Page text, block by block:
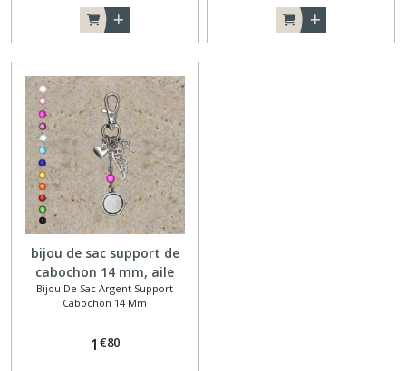
bijou de sac support de
cabochon 14 mm, aile
Bijou De Sac Argent Support
Cabochon 14 Mm
1 €80